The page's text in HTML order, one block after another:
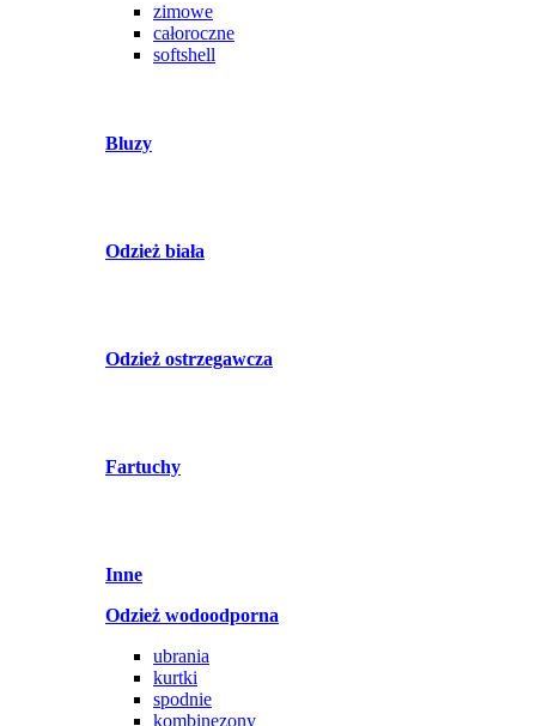
zimowe
całoroczne
softshell
Bluzy
Odzież biała
Odzież ostrzegawcza
Fartuchy
Inne
Odzież wodoodporna
ubrania
kurtki
spodnie
kombinezony